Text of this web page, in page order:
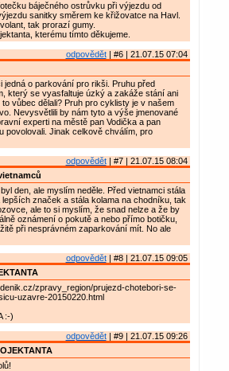
báječného ostrůvku při výjezdu od
sanitky směrem ke křižovatce na Havl.
tak prorazí gumy.
kterému tímto děkujeme.
odpovědět| #6 | 21.07.15 07:04
jedná o parkování pro rikši. Pruhu před
který se vyasfaltuje úzký a zakáže stání ani
vůbec dělali? Pruh pro cyklisty je v našem
Nevysvětlili by nám tyto a výše jmenované
experti na městě pan Vodička a pan
povolovali. Jinak celkově chválím, pro
odpovědět| #7 | 21.07.15 08:04
den, ale myslím neděle. Před vietnamci stála
značek a stála kolama na chodníku, tak
ale to si myslím, že snad nelze a že by
oznámení o pokutě a nebo přímo botičku,
při nesprávném zaparkování mít. No ale
odpovědět| #8 | 21.07.15 09:05
zpravy_region/prujezd-chotebori-se-
uzavre-20150220.html
:-)
odpovědět| #9 | 21.07.15 09:26